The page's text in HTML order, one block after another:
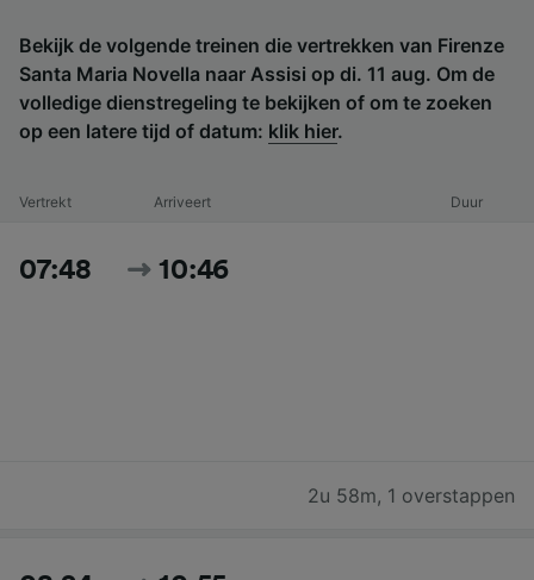
Bekijk de volgende treinen die vertrekken van Firenze
Santa Maria Novella naar Assisi op di. 11 aug. Om de
volledige dienstregeling te bekijken of om te zoeken
op een latere tijd of datum: klik hier.
Vertrekt Arriveert Duur
07:48 10:46
2u 58m, 1 overstappen